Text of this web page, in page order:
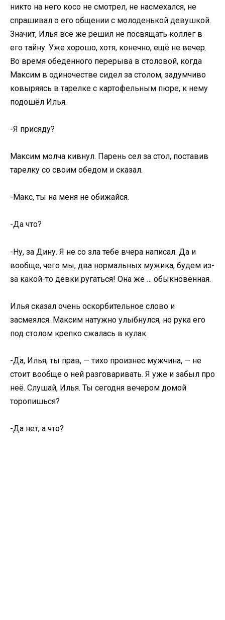
никто на него косо не смотрел, не насмехался, не
спрашивал о его общении с молоденькой девушкой.
Значит, Илья всё же решил не посвящать коллег в
его тайну. Уже хорошо, хотя, конечно, ещё не вечер.
Во время обеденного перерыва в столовой, когда
Максим в одиночестве сидел за столом, задумчиво
ковыряясь в тарелке с картофельным пюре, к нему
подошёл Илья.
-Я присяду?
Максим молча кивнул. Парень сел за стол, поставив
тарелку со своим обедом и сказал.
-Макс, ты на меня не обижайся.
-Да что?
-Ну, за Дину. Я не со зла тебе вчера написал. Да и
вообще, чего мы, два нормальных мужика, будем из-
за какой-то девки ругаться! Она же … обыкновенная.
Илья сказал очень оскорбительное слово и
засмеялся. Максим натужно улыбнулся, но рука его
под столом крепко сжалась в кулак.
-Да, Илья, ты прав, — тихо произнес мужчина, — не
стоит вообще о ней разговаривать. Я уже и забыл про
неё. Слушай, Илья. Ты сегодня вечером домой
торопишься?
-Да нет, а что?